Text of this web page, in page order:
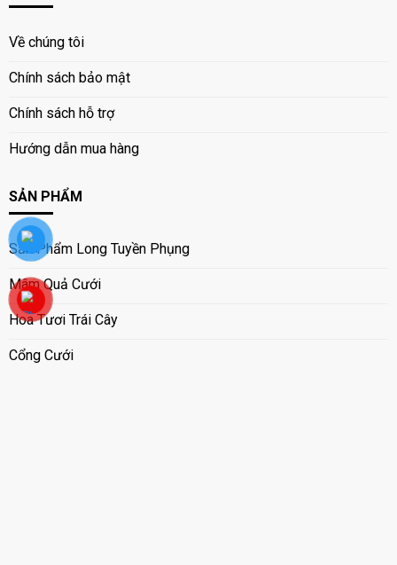
Về chúng tôi
Chính sách bảo mật
Chính sách hỗ trợ
Hướng dẫn mua hàng
SẢN PHẨM
Sản Phẩm Long Tuyền Phụng
Mâm Quả Cưới
Hoa Tươi Trái Cây
Cổng Cưới